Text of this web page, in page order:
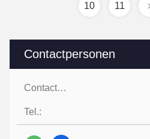
Contactpersonen
Contactpersonen:
Tel.:
10 11